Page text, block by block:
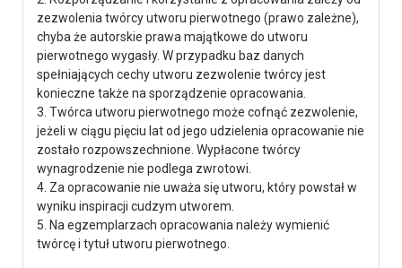
zezwolenia twórcy utworu pierwotnego (prawo zależne),
chyba że autorskie prawa majątkowe do utworu
pierwotnego wygasły. W przypadku baz danych
spełniających cechy utworu zezwolenie twórcy jest
konieczne także na sporządzenie opracowania.
3. Twórca utworu pierwotnego może cofnąć zezwolenie,
jeżeli w ciągu pięciu lat od jego udzielenia opracowanie nie
zostało rozpowszechnione. Wypłacone twórcy
wynagrodzenie nie podlega zwrotowi.
4. Za opracowanie nie uważa się utworu, który powstał w
wyniku inspiracji cudzym utworem.
5. Na egzemplarzach opracowania należy wymienić
twórcę i tytuł utworu pierwotnego.